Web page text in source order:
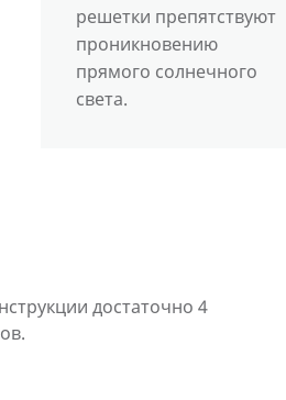
решетки препятствуют
проникновению
прямого солнечного
света.
достаточно 4